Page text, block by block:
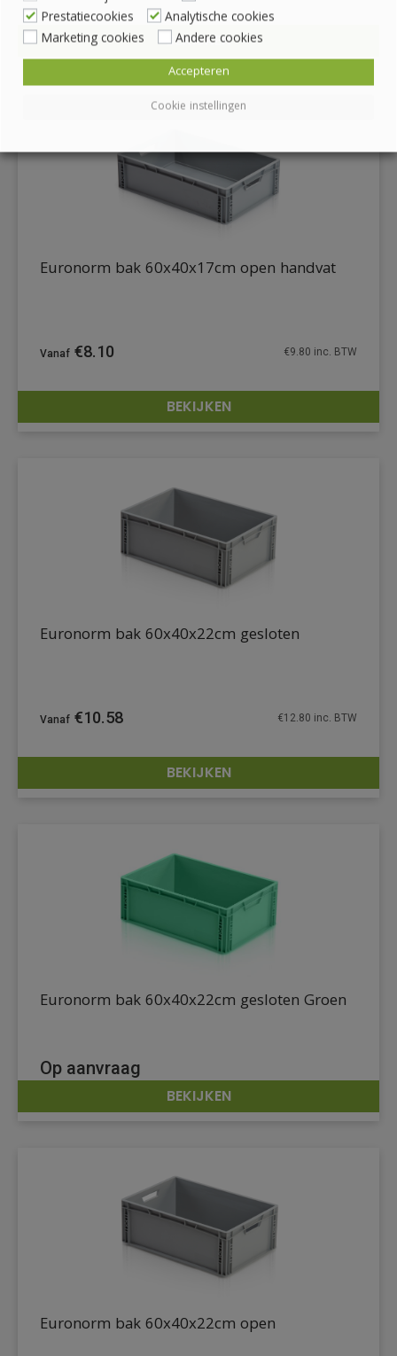
BEKIJKEN
DETAILS
Euronorm bak 60x40x17cm open handvat
€8.10 €9.80 inc. BTW
BEKIJKEN
DETAILS
Euronorm bak 60x40x22cm gesloten
€10.58 €12.80 inc. BTW
BEKIJKEN
DETAILS
Euronorm bak 60x40x22cm gesloten Groen
Op aanvraag
BEKIJKEN
Euronorm bak 60x40x22cm open
Prestatiecookies
Analytische cookies
Marketing cookies
Andere cookies
Cookie instellingen
Accepteren